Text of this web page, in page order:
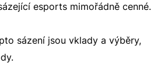
esports mimořádně cenné.
sázení jsou vklady a výběry,